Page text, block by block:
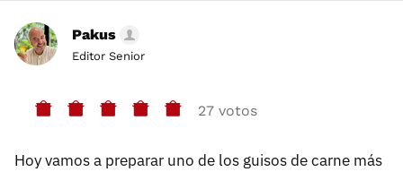
Pakus
Editor Senior
27 votos
Hoy vamos a preparar uno de los guisos de carne más